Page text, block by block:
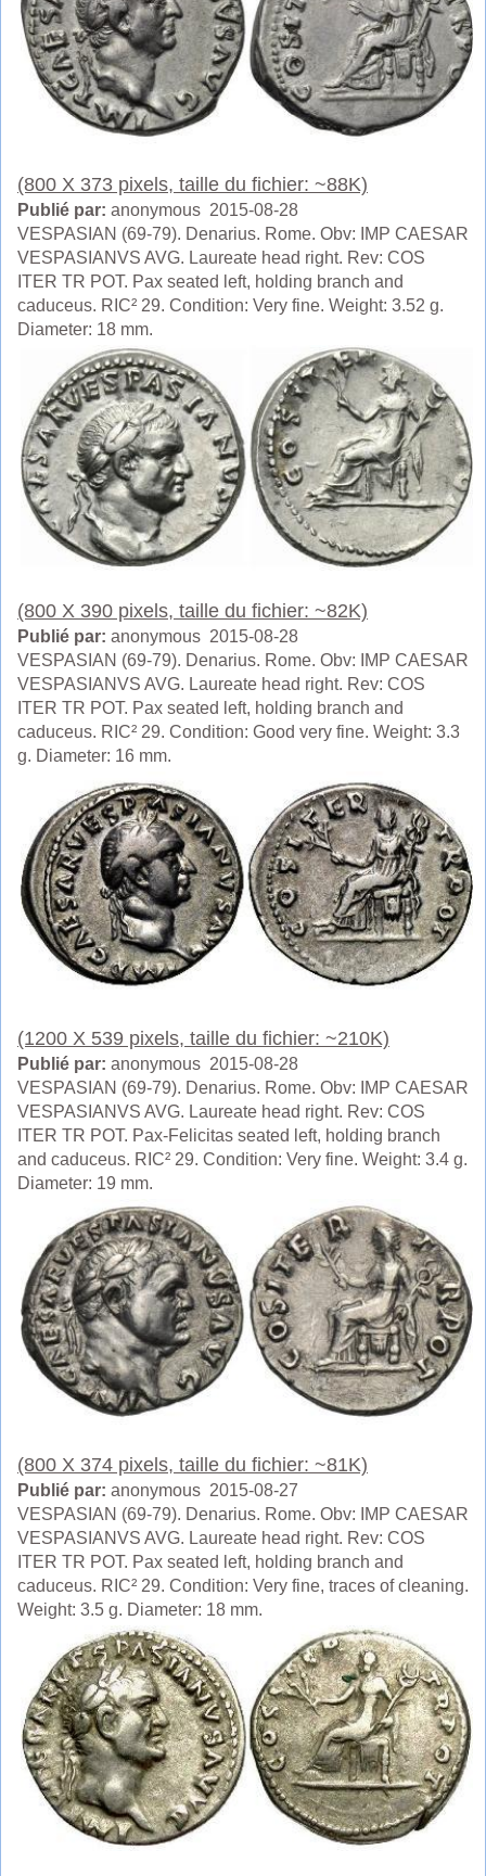
(800 X 373 pixels, taille du fichier: ~88K)
Publié par: anonymous 2015-08-28
VESPASIAN (69-79). Denarius. Rome. Obv: IMP CAESAR
VESPASIANVS AVG. Laureate head right. Rev: COS
ITER TR POT. Pax seated left, holding branch and
caduceus. RIC² 29. Condition: Very fine. Weight: 3.52 g.
Diameter: 18 mm.
(800 X 390 pixels, taille du fichier: ~82K)
Publié par: anonymous 2015-08-28
VESPASIAN (69-79). Denarius. Rome. Obv: IMP CAESAR
VESPASIANVS AVG. Laureate head right. Rev: COS
ITER TR POT. Pax seated left, holding branch and
caduceus. RIC² 29. Condition: Good very fine. Weight: 3.3
g. Diameter: 16 mm.
(1200 X 539 pixels, taille du fichier: ~210K)
Publié par: anonymous 2015-08-28
VESPASIAN (69-79). Denarius. Rome. Obv: IMP CAESAR
VESPASIANVS AVG. Laureate head right. Rev: COS
ITER TR POT. Pax-Felicitas seated left, holding branch
and caduceus. RIC² 29. Condition: Very fine. Weight: 3.4 g.
Diameter: 19 mm.
(800 X 374 pixels, taille du fichier: ~81K)
Publié par: anonymous 2015-08-27
VESPASIAN (69-79). Denarius. Rome. Obv: IMP CAESAR
VESPASIANVS AVG. Laureate head right. Rev: COS
ITER TR POT. Pax seated left, holding branch and
caduceus. RIC² 29. Condition: Very fine, traces of cleaning.
Weight: 3.5 g. Diameter: 18 mm.